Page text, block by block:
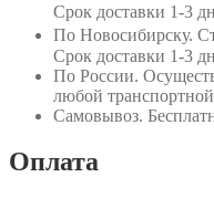
Срок доставки 1-3
По Новосибирску.
Срок доставки 1-3
По России.
любой
Самовывоз.
Оплата